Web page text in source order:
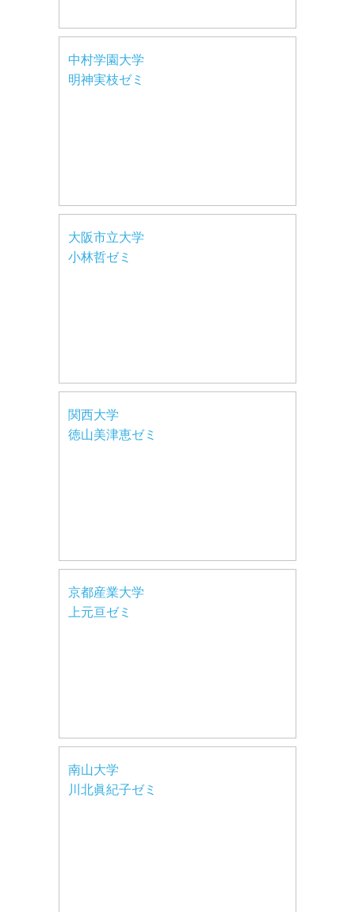
中村学園大学
明神実枝ゼミ
大阪市立大学
小林哲ゼミ
関西大学
徳山美津恵ゼミ
京都産業大学
上元亘ゼミ
南山大学
川北眞紀子ゼミ